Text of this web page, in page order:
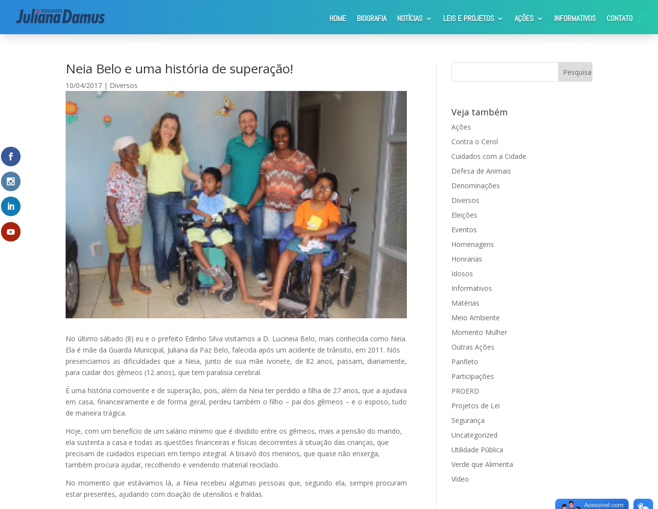
HOME BIOGRAFIA NOTÍCIAS LEIS E PROJETOS AÇÕES INFORMATIVOS CONTATO
Início|Diversos
Neia Belo e uma história de superação!
10/04/2017 | Diversos
No último sábado (8) eu e o prefeito Edinho Silva visitamos a D. Lucineia Belo, mais conhecida como Neia.
Ela é mãe da Guarda Municipal, Juliana da Paz Belo, falecida após um acidente de trânsito, em 2011. Nós
presenciamos as dificuldades que a Neia, junto de sua mãe Ivonete, de 82 anos, passam, diariamente,
para cuidar dos gêmeos (12 anos), que tem paralisia cerebral.
É uma história comovente e de superação, pois, além da Neia ter perdido a filha de 27 anos, que a ajudava
em casa, financeiramente e de forma geral, perdeu também o filho – pai dos gêmeos – e o esposo, tudo
de maneira trágica.
Hoje, com um benefício de um salário mínimo que é dividido entre os gêmeos, mais a pensão do marido,
ela sustenta a casa e todas as questões financeiras e físicas decorrentes à situação das crianças, que
precisam de cuidados especiais em tempo integral. A bisavó dos meninos, que quase não enxerga,
também procura ajudar, recolhendo e vendendo material reciclado.
No momento que estávamos lá, a Neia recebeu algumas pessoas que, segundo ela, sempre procuram
estar presentes, ajudando com doação de utensílios e fraldas.
Veja também
Ações
Contra o Cerol
Cuidados com a Cidade
Defesa de Animais
Denominações
Diversos
Eleições
Eventos
Homenagens
Honrarias
Idosos
Informativos
Matérias
Meio Ambiente
Momento Mulher
Outras Ações
Panfleto
Participações
PROERD
Projetos de Lei
Segurança
Uncategorized
Utilidade Pública
Verde que Alimenta
Vídeo